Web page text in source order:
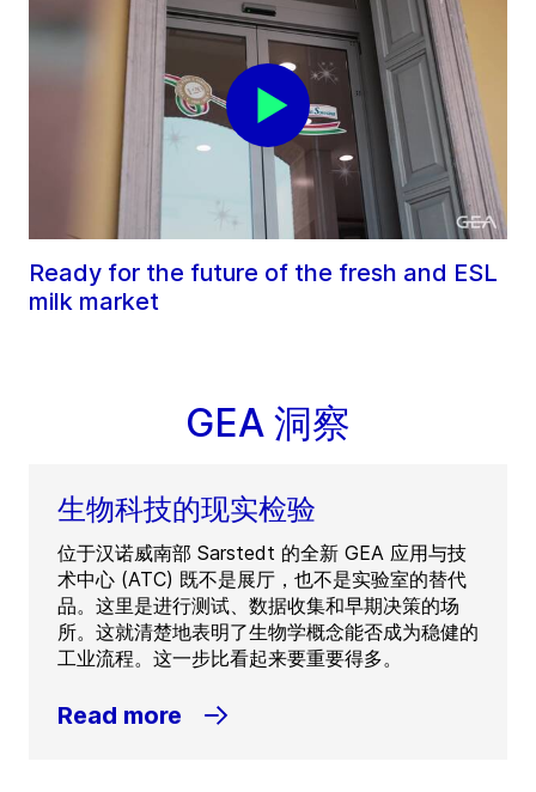
Ready for the future of the fresh and ESL
milk market
GEA 洞察
生物科技的现实检验
位于汉诺威南部 Sarstedt 的全新 GEA 应用与技
术中心 (ATC) 既不是展厅，也不是实验室的替代
品。这里是进行测试、数据收集和早期决策的场
所。这就清楚地表明了生物学概念能否成为稳健的
工业流程。这一步比看起来要重要得多。
Read more